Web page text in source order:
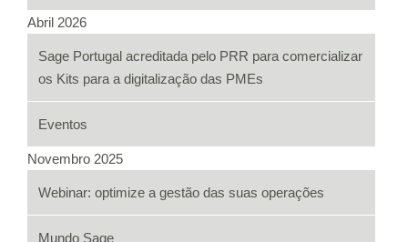
Abril 2026
Sage Portugal acreditada pelo PRR para comercializar
os Kits para a digitalização das PMEs
Eventos
Novembro 2025
Webinar: optimize a gestão das suas operações
Mundo Sage